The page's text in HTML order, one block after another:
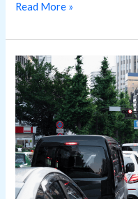
Read More »
Indonesian
Tourists
Singapore:
Etika
&
Tips
Biar
Gak
Dimarahi